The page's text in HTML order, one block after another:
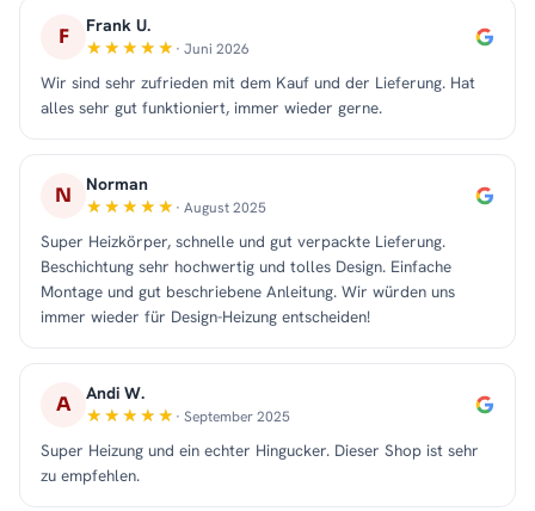
F Frank U.
· Juni 2026
Wir sind sehr zufrieden mit dem Kauf und der Lieferung. Hat
alles sehr gut funktioniert, immer wieder gerne.
N Norman
· August 2025
Super Heizkörper, schnelle und gut verpackte Lieferung.
Beschichtung sehr hochwertig und tolles Design. Einfache
Montage und gut beschriebene Anleitung. Wir würden uns
immer wieder für Design-Heizung entscheiden!
A Andi W.
· September 2025
Super Heizung und ein echter Hingucker. Dieser Shop ist sehr
zu empfehlen.